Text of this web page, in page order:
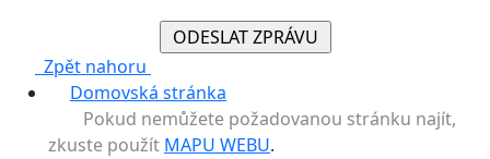
Zpět nahoru
Domovská stránka
Pokud nemůžete požadovanou stránku najít,
zkuste použít MAPU WEBU.